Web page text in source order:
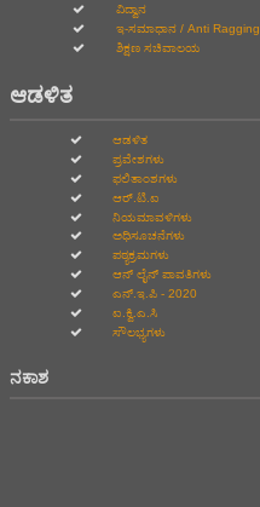
ವಿದ್ವಾನ
ಇ-ಸಮಾಧಾನ / Anti Ragging
ಶಿಕ್ಷಣ ಸಚಿವಾಲಯ
ಆಡಳಿತ
ಆಡಳಿತ
ಪ್ರವೇಶಗಳು
ಫಲಿತಾಂಶಗಳು
ಆರ್.ಟಿ.ಐ
ನಿಯಮಾವಳಿಗಳು
ಅಧಿಸೂಚನೆಗಳು
ಪಠ್ಯಕ್ರಮಗಳು
ಆನ್‌ ಲೈನ್‌ ಪಾವತಿಗಳು
ಎನ್.ಇ.ಪಿ - 2020
ಐ.ಕ್ವಿ.ಎ.ಸಿ
ಸೌಲಭ್ಯಗಳು
ನಕಾಶ